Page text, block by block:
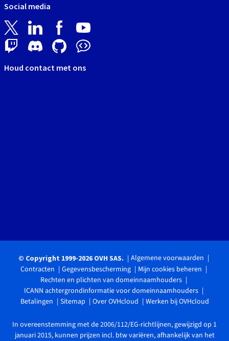
Social media
Houd contact met ons
© Copyright 1999-2026 OVH SAS.
Algemene voorwaarden
Contracten
Gegevensbescherming
Mijn cookies beheren
Rechten en plichten van domeinnaamhouders
ICANN achtergrondinformatie voor domeinnaamhouders
Betalingen
Sitemap Over OVHcloud Werken bij OVHcloud
In overeenstemming met de 2006/112/EG-richtlijnen, gewijzigd op 1
januari 2015, kunnen prijzen incl. btw variëren, afhankelijk van het